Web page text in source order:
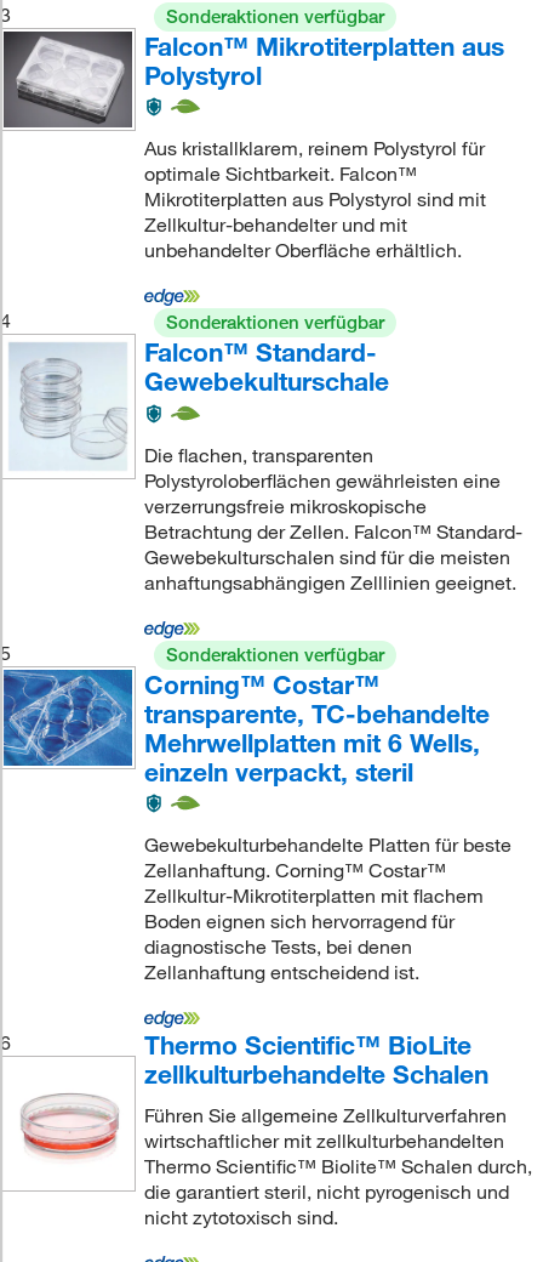
3 Sonderaktionen verfügbar
Falcon™ Mikrotiterplatten aus
Polystyrol
Aus kristallklarem, reinem Polystyrol für
optimale Sichtbarkeit. Falcon™
Mikrotiterplatten aus Polystyrol sind mit
Zellkultur-behandelter und mit
unbehandelter Oberfläche erhältlich.
4 Sonderaktionen verfügbar
Falcon™ Standard-
Gewebekulturschale
Die flachen, transparenten
Polystyroloberflächen gewährleisten eine
verzerrungsfreie mikroskopische
Betrachtung der Zellen. Falcon™ Standard-
Gewebekulturschalen sind für die meisten
anhaftungsabhängigen Zelllinien geeignet.
5 Sonderaktionen verfügbar
Corning™ Costar™
transparente, TC-behandelte
Mehrwellplatten mit 6 Wells,
einzeln verpackt, steril
Gewebekulturbehandelte Platten für beste
Zellanhaftung. Corning™ Costar™
Zellkultur-Mikrotiterplatten mit flachem
Boden eignen sich hervorragend für
diagnostische Tests, bei denen
Zellanhaftung entscheidend ist.
6
Thermo Scientific™ BioLite
zellkulturbehandelte Schalen
Führen Sie allgemeine Zellkulturverfahren
wirtschaftlicher mit zellkulturbehandelten
Thermo Scientific™ Biolite™ Schalen durch,
die garantiert steril, nicht pyrogenisch und
nicht zytotoxisch sind.